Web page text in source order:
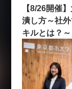
【8/26開催
潰し方～社
キルとは？～